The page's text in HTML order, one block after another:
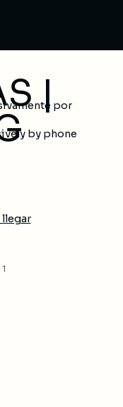
|por
by phone